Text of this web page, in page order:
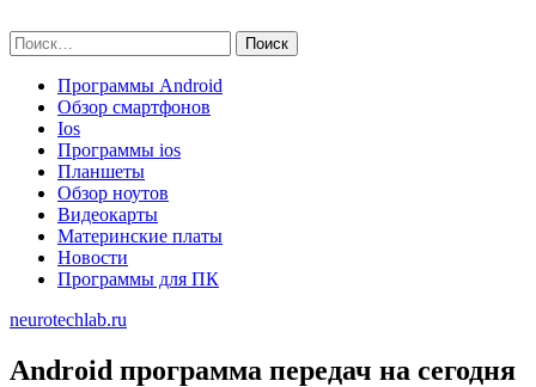
to
content
Найти:
Программы Android
Обзор смартфонов
Ios
Программы ios
Планшеты
Обзор ноутов
Видеокарты
Материнские платы
Новости
Программы для ПК
neurotechlab.ru
Android программа передач на сегодня